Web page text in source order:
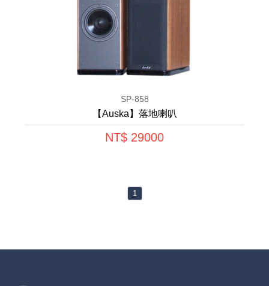
SP-858
【Auska】落地喇叭
NT$ 29000
1